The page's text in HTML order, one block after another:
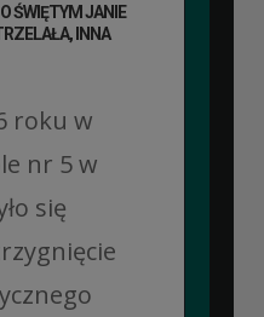
ŚWIĘTYM JANIE
INNA
roku w
nr 5 w
się